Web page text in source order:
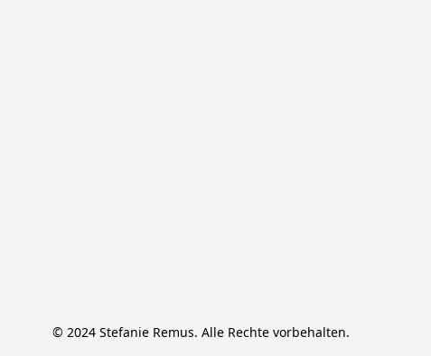
© 2024 Stefanie Remus. Alle Rechte vorbehalten.